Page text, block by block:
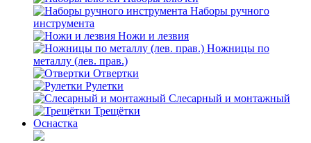
Наборы ручного
инструмента
Ножи и лезвия
Ножницы по
металлу (лев. прав.)
Отвертки
Рулетки
Слесарный и монтажный
Трещётки
Оснастка